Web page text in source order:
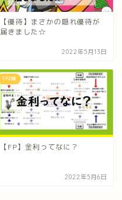
【優待】まさかの隠れ優待が
届きました☆
2022年5月13日
FP2級
【FP】金利ってなに？
2022年5月6日